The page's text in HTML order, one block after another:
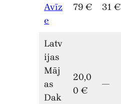
Avīz
e
79 €
31 €
Latv
ijas
Māj
as
Dak
20,0
0 €
—